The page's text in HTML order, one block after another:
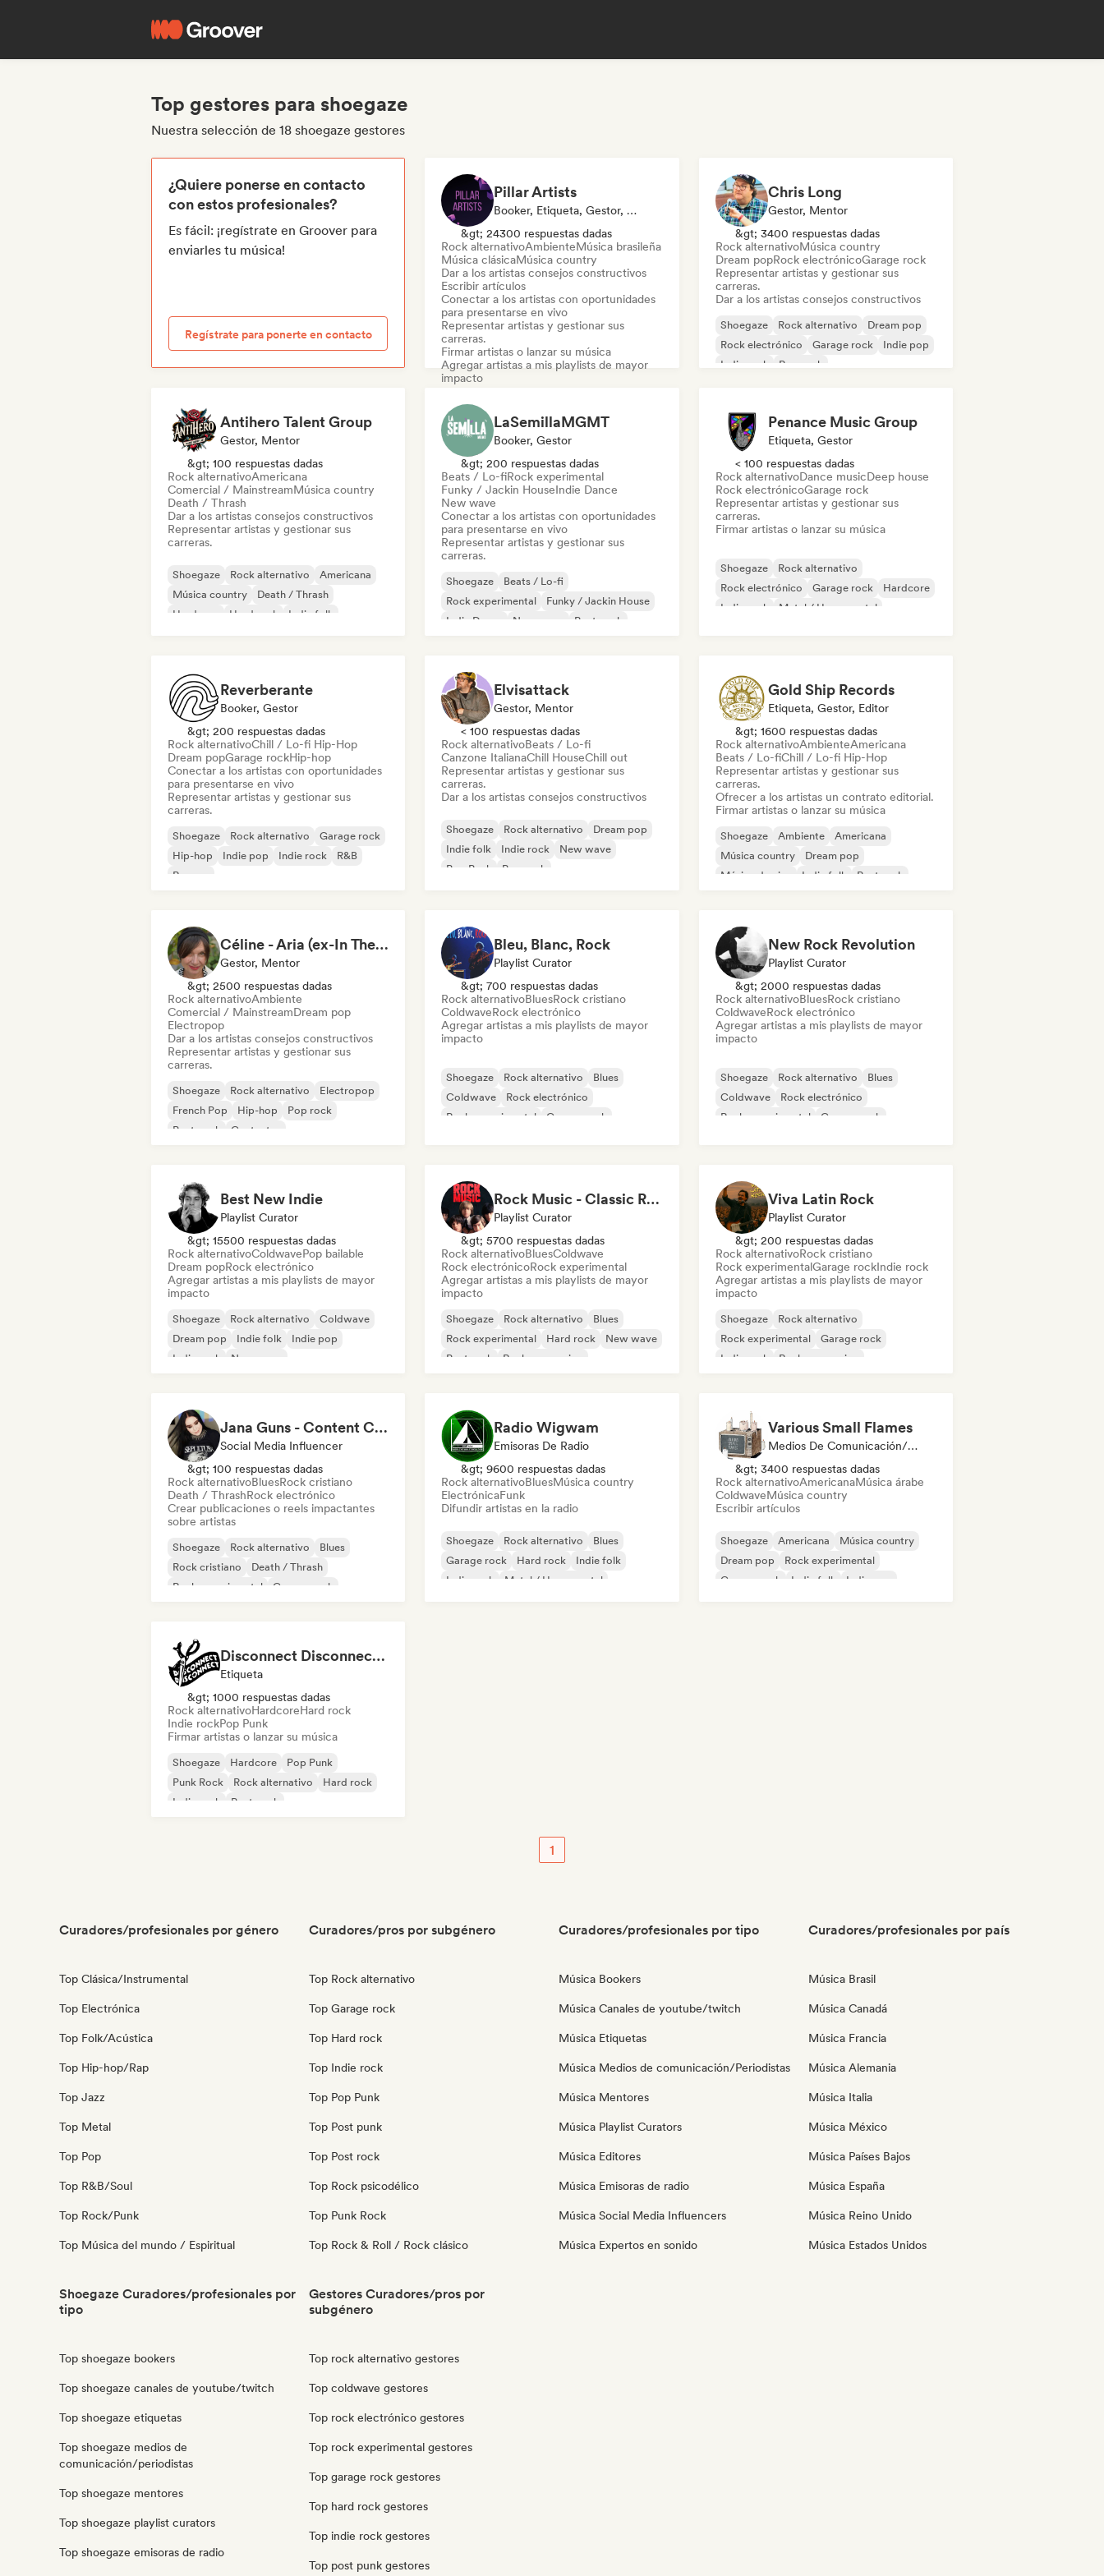
Top gestores para shoegaze
Nuestra selección de 18 shoegaze gestores
¿Quiere ponerse en contacto
con estos profesionales?
Es fácil: ¡regístrate en Groover para
enviarles tu música!
Regístrate para ponerte en contacto
Pillar Artists
Booker, Etiqueta, Gestor, Medios De Comunicación/Periodista, Mentor, Playlist Curator
&gt; 24300 respuestas dadas
Rock alternativoAmbienteMúsica brasileña
Música clásicaMúsica country
Dar a los artistas consejos constructivos
Escribir artículos
Conectar a los artistas con oportunidades
para presentarse en vivo
Representar artistas y gestionar sus
carreras.
Firmar artistas o lanzar su música
Agregar artistas a mis playlists de mayor
impacto
Shoegaze
Música brasileña
Dream pop
Indie pop
Indie rock Pop rock
Chris Long
Gestor, Mentor
&gt; 3400 respuestas dadas
Rock alternativoMúsica country
Dream popRock electrónicoGarage rock
Representar artistas y gestionar sus
carreras.
Dar a los artistas consejos constructivos
Shoegaze Rock alternativo
Dream pop
Rock electrónico
Garage rock
Indie pop
Indie rock
Pop rock
Antihero Talent Group
Gestor, Mentor
&gt; 100 respuestas dadas
Rock alternativoAmericana
Comercial / MainstreamMúsica country
Death / Thrash
Dar a los artistas consejos constructivos
Representar artistas y gestionar sus
carreras.
Shoegaze Rock alternativo
Americana
Música country
Death / Thrash
Hardcore
Hard rock Indie folk
LaSemillaMGMT
Booker, Gestor
&gt; 200 respuestas dadas
Beats / Lo-fiRock experimental
Funky / Jackin HouseIndie Dance
New wave
Conectar a los artistas con oportunidades
para presentarse en vivo
Representar artistas y gestionar sus
carreras.
Shoegaze
Beats / Lo-fi
Rock experimental
Funky / Jackin House
Indie Dance
New wave
Post punk
Penance Music Group
Etiqueta, Gestor
< 100 respuestas dadas
Rock alternativoDance musicDeep house
Rock electrónicoGarage rock
Representar artistas y gestionar sus
carreras.
Firmar artistas o lanzar su música
Shoegaze
Rock alternativo
Rock electrónico
Garage rock
Hardcore
Indie rock
Metal / Heavy metal
Reverberante
Booker, Gestor
&gt; 200 respuestas dadas
Rock alternativoChill / Lo-fi Hip-Hop
Dream popGarage rockHip-hop
Conectar a los artistas con oportunidades
para presentarse en vivo
Representar artistas y gestionar sus
carreras.
Shoegaze Rock alternativo
Garage rock
Hip-hop
Indie pop Indie rock
R&B
Reggae
Elvisattack
Gestor, Mentor
< 100 respuestas dadas
Rock alternativoBeats / Lo-fi
Canzone ItalianaChill HouseChill out
Representar artistas y gestionar sus
carreras.
Dar a los artistas consejos constructivos
Shoegaze Rock alternativo
Dream pop
Indie folk
Indie rock
New wave
Pop Punk
Pop rock
Gold Ship Records
Etiqueta, Gestor, Editor
&gt; 1600 respuestas dadas
Rock alternativoAmbienteAmericana
Beats / Lo-fiChill / Lo-fi Hip-Hop
Representar artistas y gestionar sus
carreras.
Ofrecer a los artistas un contrato editorial.
Firmar artistas o lanzar su música
Shoegaze Ambiente
Americana
Música country
Dream pop
Música de cine
Indie folk Post rock
Céline - Aria (ex-In The Sun Prod)
Gestor, Mentor
&gt; 2500 respuestas dadas
Rock alternativoAmbiente
Comercial / MainstreamDream pop
Electropop
Dar a los artistas consejos constructivos
Representar artistas y gestionar sus
carreras.
Shoegaze Rock alternativo
Electropop
French Pop
Hip-hop
Pop rock
Post punk
Cantautor
Bleu, Blanc, Rock
Playlist Curator
&gt; 700 respuestas dadas
Rock alternativoBluesRock cristiano
ColdwaveRock electrónico
Agregar artistas a mis playlists de mayor
impacto
Shoegaze Rock alternativo
Blues
Coldwave
Rock electrónico
Rock experimental
Garage rock
New Rock Revolution
Playlist Curator
&gt; 2000 respuestas dadas
Rock alternativoBluesRock cristiano
ColdwaveRock electrónico
Agregar artistas a mis playlists de mayor
impacto
Shoegaze Rock alternativo
Blues
Coldwave
Rock electrónico
Rock experimental
Garage rock
Best New Indie
Playlist Curator
&gt; 15500 respuestas dadas
Rock alternativoColdwavePop bailable
Dream popRock electrónico
Agregar artistas a mis playlists de mayor
impacto
Shoegaze Rock alternativo
Coldwave
Dream pop
Indie folk
Indie pop
Indie rock
New wave
Rock Music - Classic Rock - Modern Rock
Playlist Curator
&gt; 5700 respuestas dadas
Rock alternativoBluesColdwave
Rock electrónicoRock experimental
Agregar artistas a mis playlists de mayor
impacto
Shoegaze Rock alternativo
Blues
Rock experimental
Hard rock
New wave
Post rock
Rock progresivo
Viva Latin Rock
Playlist Curator
&gt; 200 respuestas dadas
Rock alternativoRock cristiano
Rock experimentalGarage rockIndie rock
Agregar artistas a mis playlists de mayor
impacto
Shoegaze
Rock alternativo
Rock experimental
Garage rock
Indie rock
Rock progresivo
Jana Guns - Content Creator
Social Media Influencer
&gt; 100 respuestas dadas
Rock alternativoBluesRock cristiano
Death / ThrashRock electrónico
Crear publicaciones o reels impactantes
sobre artistas
Shoegaze Rock alternativo
Blues
Rock cristiano
Death / Thrash
Rock experimental
Garage rock
Radio Wigwam
Emisoras De Radio
&gt; 9600 respuestas dadas
Rock alternativoBluesMúsica country
ElectrónicaFunk
Difundir artistas en la radio
Shoegaze Rock alternativo
Blues
Garage rock
Hard rock
Indie folk
Indie rock
Metal / Heavy metal
Various Small Flames
Medios De Comunicación/Periodista
&gt; 3400 respuestas dadas
Rock alternativoAmericanaMúsica árabe
ColdwaveMúsica country
Escribir artículos
Shoegaze Americana
Música country
Dream pop
Rock experimental
Garage rock
Indie folk Indie pop
Disconnect Disconnect Records
Etiqueta
&gt; 1000 respuestas dadas
Rock alternativoHardcoreHard rock
Indie rockPop Punk
Firmar artistas o lanzar su música
Shoegaze Hardcore
Pop Punk
Punk Rock
Rock alternativo
Hard rock
Indie rock
Post punk
1
Curadores/profesionales por género
Top Clásica/Instrumental
Top Electrónica
Top Folk/Acústica
Top Hip-hop/Rap
Top Jazz
Top Metal
Top Pop
Top R&B/Soul
Top Rock/Punk
Top Música del mundo / Espiritual
Curadores/pros por subgénero
Top Rock alternativo
Top Garage rock
Top Hard rock
Top Indie rock
Top Pop Punk
Top Post punk
Top Post rock
Top Rock psicodélico
Top Punk Rock
Top Rock & Roll / Rock clásico
Curadores/profesionales por tipo
Música Bookers
Música Canales de youtube/twitch
Música Etiquetas
Música Medios de comunicación/Periodistas
Música Mentores
Música Playlist Curators
Música Editores
Música Emisoras de radio
Música Social Media Influencers
Música Expertos en sonido
Curadores/profesionales por país
Música Brasil
Música Canadá
Música Francia
Música Alemania
Música Italia
Música México
Música Países Bajos
Música España
Música Reino Unido
Música Estados Unidos
Shoegaze Curadores/profesionales por
tipo
Top shoegaze bookers
Top shoegaze canales de youtube/twitch
Top shoegaze etiquetas
Top shoegaze medios de
comunicación/periodistas
Top shoegaze mentores
Top shoegaze playlist curators
Top shoegaze emisoras de radio
Gestores Curadores/pros por
subgénero
Top rock alternativo gestores
Top coldwave gestores
Top rock electrónico gestores
Top rock experimental gestores
Top garage rock gestores
Top hard rock gestores
Top indie rock gestores
Top post punk gestores